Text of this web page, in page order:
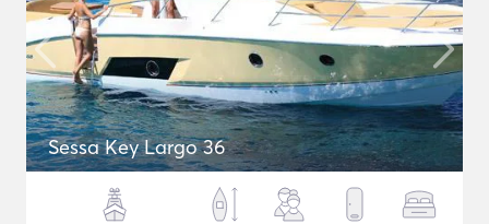
Sessa Key Largo 36